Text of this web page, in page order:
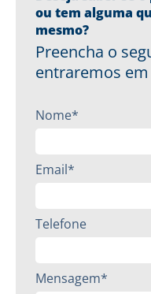
ou tem alguma
mesmo?
Preencha o
entraremos
Nome*
Email*
Telefone
Mensagem*